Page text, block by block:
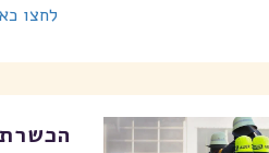
לחצו